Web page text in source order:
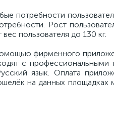
потребности
Рост
пользователя до 130 кг.
фирменного
с
язык. Оплата
на данных